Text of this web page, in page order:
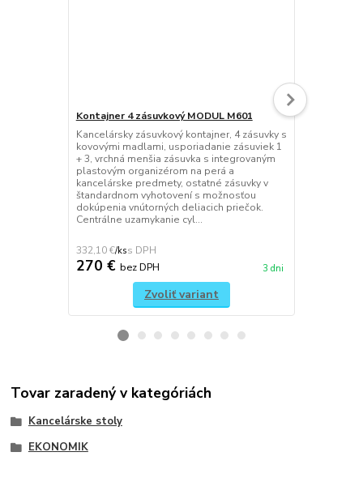
Kontajner 4 zásuvkový MODUL M601
Kancelársky zásuvkový kontajner, 4 zásuvky s
kovovými madlami, usporiadanie zásuviek 1
+ 3, vrchná menšia zásuvka s integrovaným
plastovým organizérom na perá a
kancelárske predmety, ostatné zásuvky v
štandardnom vyhotovení s možnosťou
dokúpenia vnútorných deliacich priečok.
Centrálne uzamykanie cyl...
332,10 €/ks
270 € bez DPH 3 dni
Zvoliť variant
Tovar zaradený v kategóriách
Kancelárske stoly
EKONOMIK